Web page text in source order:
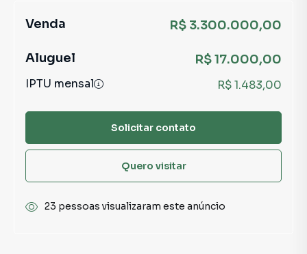
Venda R$ 3.300.000,00
Aluguel R$ 17.000,00
IPTU mensal R$ 1.483,00
Solicitar contato
Quero visitar
23 pessoas visualizaram este anúncio